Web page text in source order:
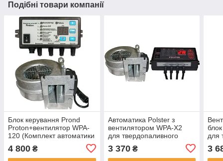
Подібні товари компанії
Блок керування Prond
Proton+вентилятор WPA-
120 (Комплект автоматики
твердопаливних котлів)
4 800 ₴
Автоматика Polster з
вентилятором WPA-X2
для твердопаливного
3 370₴
для
3